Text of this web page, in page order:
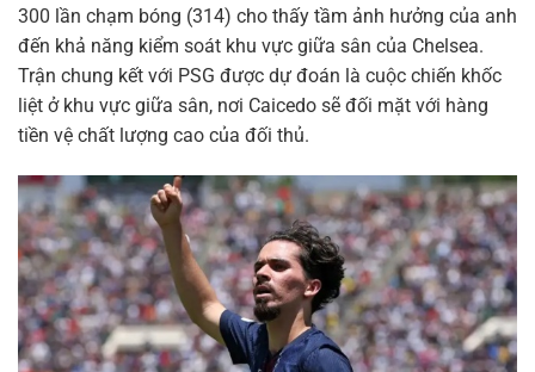
300 lần chạm bóng (314) cho thấy tầm ảnh hưởng của anh
đến khả năng kiểm soát khu vực giữa sân của Chelsea.
Trận chung kết với PSG được dự đoán là cuộc chiến khốc
liệt ở khu vực giữa sân, nơi Caicedo sẽ đối mặt với hàng
tiền vệ chất lượng cao của đối thủ.